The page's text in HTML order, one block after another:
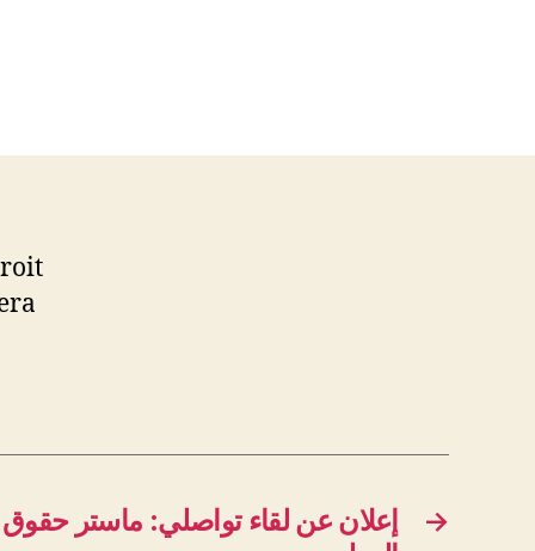
→
إعلان عن لقاء تواصلي: ماستر حقوق